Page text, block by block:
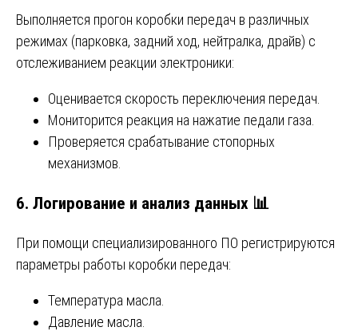
Выполняется прогон коробки передач в различных
режимах (парковка, задний ход, нейтралка, драйв) с
отслеживанием реакции электроники:
Оценивается скорость переключения передач.
Мониторится реакция на нажатие педали газа.
Проверяется срабатывание стопорных
механизмов.
6. Логирование и анализ данных 📊
При помощи специализированного ПО регистрируются
параметры работы коробки передач:
Температура масла.
Давление масла.